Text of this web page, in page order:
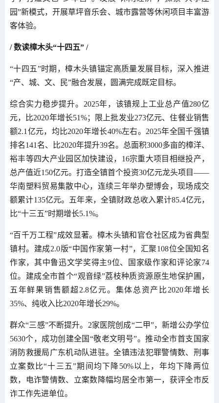
园”新模式，开展草坪音乐会、城市露营等休闲项目丰富游
客体验。
/ 数读樟木头“十四五” /
“十四五”时期，樟木头镇锚定高质量发展目标，深入推进
“产、城、文、民”融合发展，圆满完成既定目标。
综合实力稳步提升。2025年，该镇规上工业总产值280亿
元，比2020年增长51%；限上批发业273亿元、住餐业销售
额2.1亿元，均比2020年增长40%左右。2025年全国千强镇
排名141名、比2020年提升39名。总面积3000多亩的樟洋、
裕丰等四大产业园区加快建设，16宗重大项目相继投产，
总产值近150亿元。打造全镇首个投资30亿元龙头项目——
华南塑料贸易集散中心，连续三年举办塑博会，现场成交
额累计135亿元。五年来，全镇财政总收入累计85.4亿元，
比“十三五”时期增长5.1%。
“百千万工程”成效显著。樟木头镇和官仓社区成为省典型
镇村。建成2.0版“中国作家第一村”，汇聚108位全国知名
作家，其中鲁迅文学奖得主9位、国家级作家和评论家74
位。建成全市首个“观音绿”荔枝种质资源原生地保护圃，
五年鲜果销售额超2.8亿元。集体总资产比2020年增长
35%、纯收入比2020年增长29%。
群众“三感”不断提升。2家医院创成“二甲”，新增公办学位
5630个，成功创建全国“敬老文明号”。推动全市首支国家
消防救援局广东机动队进驻。全镇违法犯罪警情数、刑事
立案数比“十三五”期间均下降50%以上，年均下降两位
数，电诈警情数、立案数降幅均居全市第一，获评全市反
诈工作先进单位。